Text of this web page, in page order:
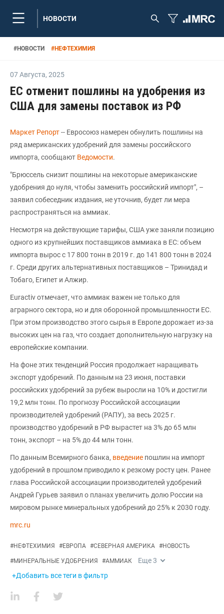
НОВОСТИ
#НОВОСТИ #НЕФТЕХИМИЯ
07 Августа, 2025
ЕС отменит пошлины на удобрения из
США для замены поставок из РФ
Маркет Репорт-- Евросоюз намерен обнулить пошлины на
ряд американских удобрений для замены российского
импорта, сообщают Ведомости.
"Брюссель снизит пошлины на некоторые американские
удобрения до нуля, чтобы заменить российский импорт", –
заявил собеседник издания, не уточнив, будет ли мера
распространяться на аммиак.
Несмотря на действующие тарифы, США уже заняли позицию
одного из крупнейших поставщиков аммиака в ЕС: объем
импорта вырос с 17 800 тонн в 2019 г. до 141 800 тонн в 2024
г. Среди других альтернативных поставщиков – Тринидад и
Тобаго, Египет и Алжир.
Euractiv отмечает, что аммиак важен не только для
аграрного сектора, но и для оборонной промышленности ЕС.
При этом производство этого сырья в Европе дорожает из-за
высоких цен на газ, что создает дополнительную нагрузку на
европейские компании.
На фоне этих тенденций Россия продолжает наращивать
экспорт удобрений. По данным на 23 июня, поставки
российских удобрений за рубеж выросли на 10% и достигли
19,2 млн тонн. По прогнозу Российской ассоциации
производителей удобрений (РАПУ), за весь 2025 г.
производство удобрений в РФ вырастет на 3% до 65 млн
тонн, экспорт – на 5% до 44 млн тонн.
По данным Всемирного банка, введение пошлин на импорт
удобрений в прошлом приводило к резкому росту цен. Ранее
глава Российской ассоциации производителей удобрений
Андрей Гурьев заявил о планах увеличить долю России на
мировом рынке минеральных удобрений до 25% к 2030 году.
mrc.ru
#НЕФТЕХИМИЯ #ЕВРОПА #СЕВЕРНАЯ АМЕРИКА #НОВОСТЬ
#МИНЕРАЛЬНЫЕ УДОБРЕНИЯ #АММИАК Еще3
+Добавить все теги в фильтр